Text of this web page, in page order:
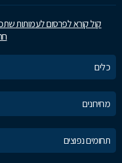
קול קורא לפרסום לעמותות
כלים
מחירונים
תחומים נפוצים